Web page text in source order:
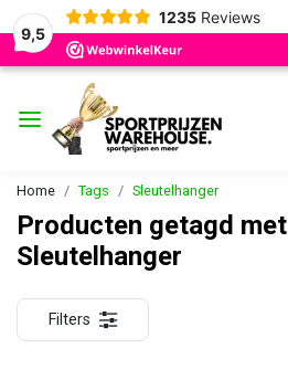
9,5
1235 Reviews
Home Tags Sleutelhanger
Producten getagd met
Sleutelhanger
Filters